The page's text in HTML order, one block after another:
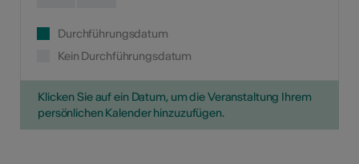
Durchführungsdatum
Kein Durchführungsdatum
Klicken Sie auf ein Datum, um die Veranstaltung Ihrem
persönlichen Kalender hinzuzufügen.